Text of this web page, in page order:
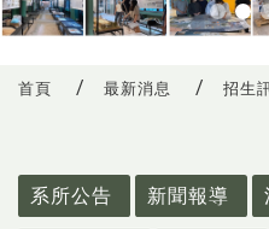
首頁 最新消息 招生
系所公告
新聞報導